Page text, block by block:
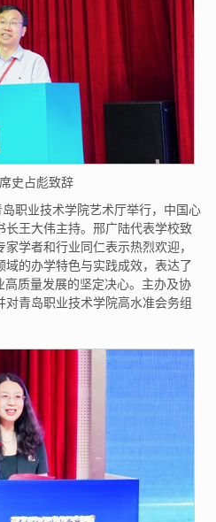
史占彪致辞
职业技术学院艺术厅举行，中国心
王大伟主持。邢广陆代表学校致
学者和行业同仁表示热烈欢迎，
的办学特色与实践成效，表达了
质量发展的坚定决心。主办及协
青岛职业技术学院高水准会务组